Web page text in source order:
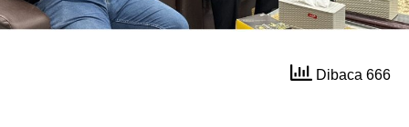
Dibaca 666